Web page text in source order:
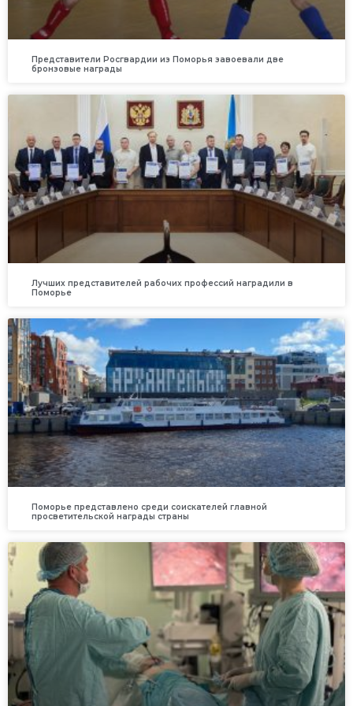
Представители Росгвардии из Поморья завоевали две
бронзовые награды
Лучших представителей рабочих профессий наградили в
Поморье
Поморье представлено среди соискателей главной
просветительской награды страны